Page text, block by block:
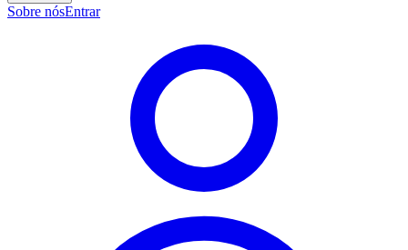
Sobre nósEntrar